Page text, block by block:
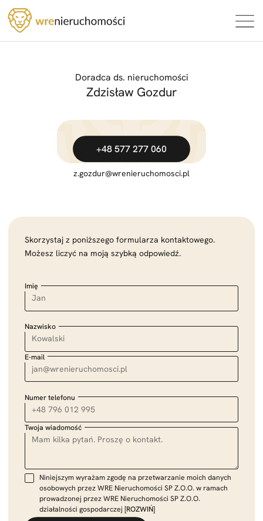
Doradca ds. nieruchomości
Zdzisław Gozdur
+48 577 277 060
z.gozdur@wrenieruchomosci.pl
Skorzystaj z poniższego formularza kontaktowego.
Możesz liczyć na moją szybką odpowiedź.
Imię
Nazwisko
E-mail
Numer telefonu
Twoja wiadomość
Niniejszym wyrażam zgodę na przetwarzanie moich danych
osobowych przez WRE Nieruchomości SP Z.O.O. w ramach
prowadzonej przez WRE Nieruchomości SP Z.O.O.
działalności gospodarczej [ROZWIŃ]